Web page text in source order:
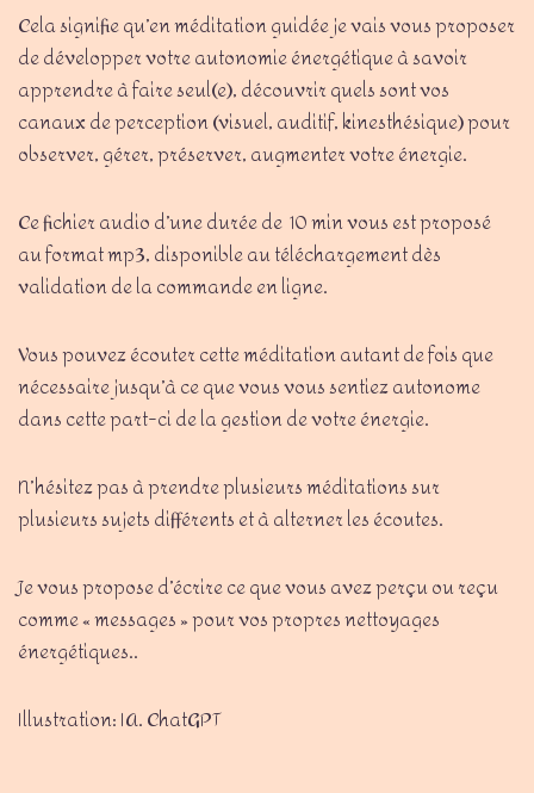
Cela signifie qu’en méditation guidée je vais vous proposer
de développer votre autonomie énergétique à savoir
apprendre à faire seul(e), découvrir quels sont vos
canaux de perception (visuel, auditif, kinesthésique) pour
observer, gérer, préserver, augmenter votre énergie.
Ce fichier audio d’une durée de 10 min vous est proposé
au format mp3, disponible au téléchargement dès
validation de la commande en ligne.
Vous pouvez écouter cette méditation autant de fois que
nécessaire jusqu’à ce que vous vous sentiez autonome
dans cette part-ci de la gestion de votre énergie.
N’hésitez pas à prendre plusieurs méditations sur
plusieurs sujets différents et à alterner les écoutes.
Je vous propose d’écrire ce que vous avez perçu ou reçu
comme « messages » pour vos propres nettoyages
énergétiques..
Illustration: IA. ChatGPT